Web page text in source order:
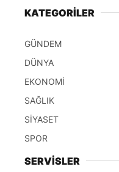
KATEGORİLER
GÜNDEM
DÜNYA
EKONOMİ
SAĞLIK
SİYASET
SPOR
SERVİSLER